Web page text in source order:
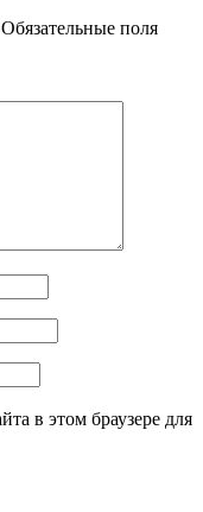
Обязательные поля
в этом браузере для